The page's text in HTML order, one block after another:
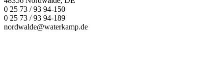
0 25 73 / 93 94-150
0 25 73 / 93 94-189
nordwalde@waterkamp.de